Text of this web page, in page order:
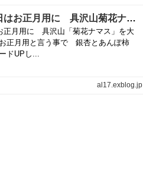
■正月用副菜【今日はお正月用に 具沢山菊花ナマスを大量に作りました。】 | 「料理と趣味の部屋」
正月用に 具沢山「菊花ナマス」を大
正月用と言う事で 銀杏とあんぽ柿
ドUPし...
al17.exblog.jp